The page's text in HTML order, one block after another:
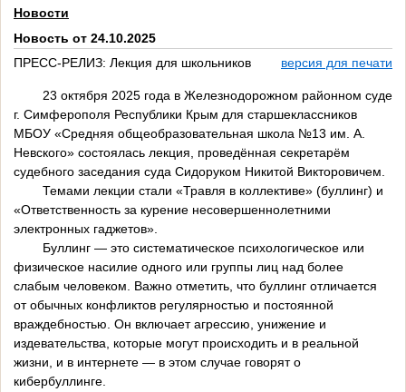
Новости
Новость от 24.10.2025
ПРЕСС-РЕЛИЗ: Лекция для школьников
версия для печати
23 октября 2025 года в Железнодорожном районном суде
г. Симферополя Республики Крым для старшеклассников
МБОУ «Средняя общеобразовательная школа №13 им. А.
Невского» состоялась лекция, проведённая секретарём
судебного заседания суда Сидоруком Никитой Викторовичем.
Темами лекции стали «Травля в коллективе» (буллинг) и
«Ответственность за курение несовершеннолетними
электронных гаджетов».
Буллинг — это систематическое психологическое или
физическое насилие одного или группы лиц над более
слабым человеком. Важно отметить, что буллинг отличается
от обычных конфликтов регулярностью и постоянной
враждебностью. Он включает агрессию, унижение и
издевательства, которые могут происходить и в реальной
жизни, и в интернете — в этом случае говорят о
кибербуллинге.